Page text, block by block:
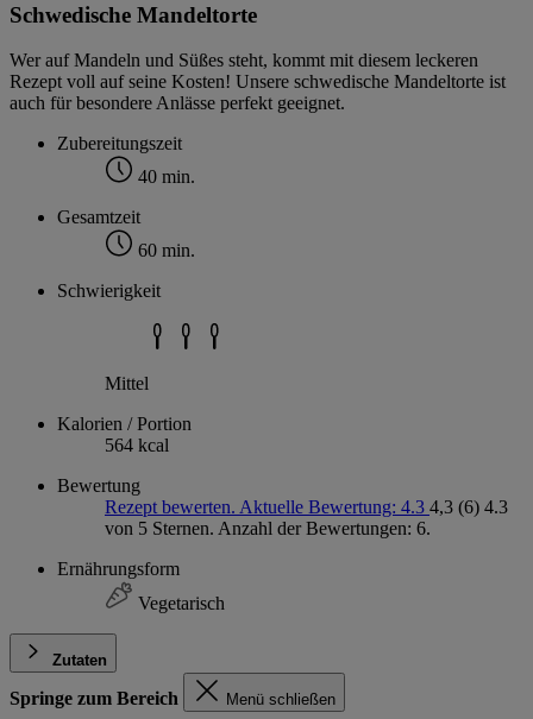
Schwedische Mandeltorte
Wer auf Mandeln und Süßes steht, kommt mit diesem leckeren
Rezept voll auf seine Kosten! Unsere schwedische Mandeltorte ist
auch für besondere Anlässe perfekt geeignet.
Zubereitungszeit
40 min.
Gesamtzeit
60 min.
Schwierigkeit
Mittel
Kalorien / Portion
564 kcal
Bewertung
Rezept bewerten. Aktuelle Bewertung: 4.3 4,3 (6) 4.3
von 5 Sternen. Anzahl der Bewertungen: 6.
Ernährungsform
Vegetarisch
Zutaten
Springe zum Bereich Menü schließen